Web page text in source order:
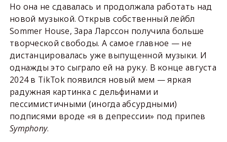
Но она не сдавалась и продолжала работать над
новой музыкой. Открыв собственный лейбл
Sommer House, Зара Ларссон получила больше
творческой свободы. А самое главное — не
дистанцировалась уже выпущенной музыки. И
однажды это сыграло ей на руку. В конце августа
2024 в TikTok появился новый мем — яркая
радужная картинка с дельфинами и
пессимистичными (иногда абсурдными)
подписями вроде «я в депрессии» под припев
Symphony.